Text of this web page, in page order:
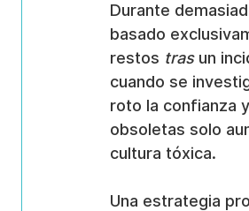
Durante
basado
restos tras un
cuando se
roto la confianza
obsoletas solo
cultura tóxica.
Una estrategia